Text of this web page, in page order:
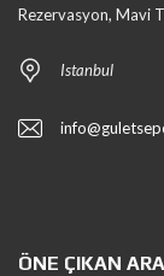
Rezervasyon, Mavi
Istanbul
ÖNE ÇIKAN